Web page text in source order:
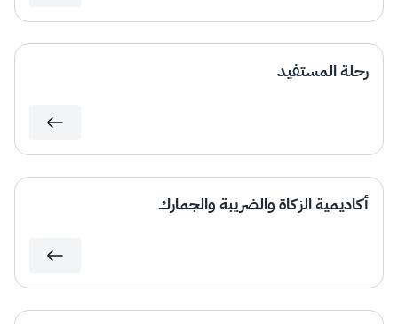
الإقرار الضريبي
التصرفات العقارية
رحلة المستفيد
أكاديمية الزكاة والضريبة والجمارك